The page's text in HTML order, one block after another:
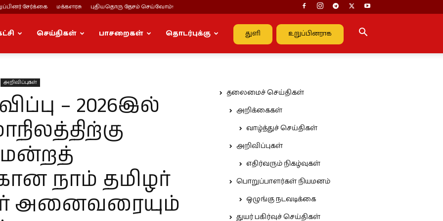
சேர்க்கை மக்களரசு புதியதொரு தேசம் செய்வோம்!
துளி உறுப்பினராக
செய்திகள் பாசறைகள் தொடர்புக்கு
அறிவிப்புகள்
– 2026இல்
நாம் தமிழர்
அனைவரையும்
தலைமைச் செய்திகள்
அறிக்கைகள்
வாழ்த்துச் செய்திகள்
அறிவிப்புகள்
எதிர்வரும் நிகழ்வுகள்
பொறுப்பாளர்கள் நியமனம்
ஒழுங்கு நடவடிக்கை
துயர் பகிர்வுச் செய்திகள்